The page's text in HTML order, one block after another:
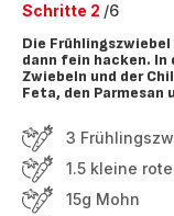
Schritte 2 /6
Die
dann fein hacken.
Zwiebeln und der
Feta, den Parmesan
3
1.5 kleine
15g Mohn